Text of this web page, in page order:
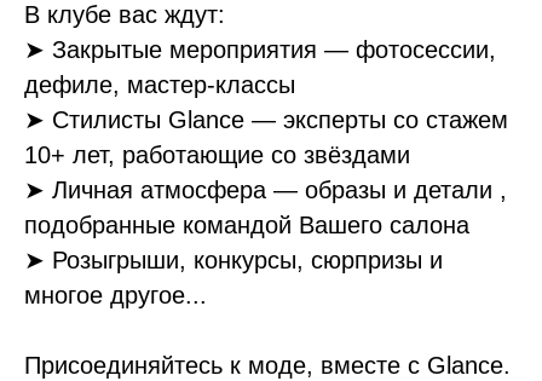
В клубе вас ждут:
➤ Закрытые мероприятия — фотосессии,
дефиле, мастер-классы
➤ Стилисты Glance — эксперты со стажем
10+ лет, работающие со звёздами
➤ Личная атмосфера — образы и детали ,
подобранные командой Вашего салона
➤ Розыгрыши, конкурсы, сюрпризы и
многое другое...
Присоединяйтесь к моде, вместе с Glance.